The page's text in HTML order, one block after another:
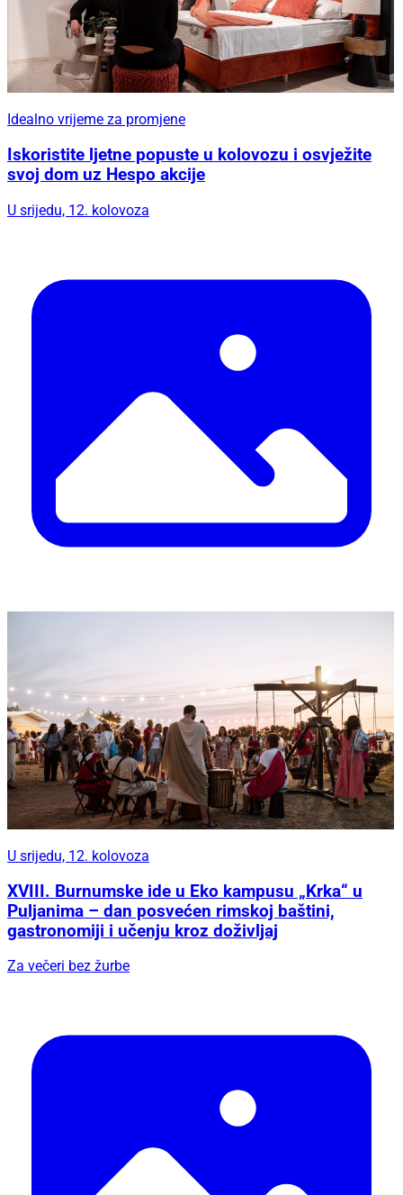
Idealno vrijeme za promjene
Iskoristite ljetne popuste u kolovozu i osvježite
svoj dom uz Hespo akcije
U srijedu, 12. kolovoza
U srijedu, 12. kolovoza
XVIII. Burnumske ide u Eko kampusu „Krka“ u
Puljanima – dan posvećen rimskoj baštini,
gastronomiji i učenju kroz doživljaj
Za večeri bez žurbe